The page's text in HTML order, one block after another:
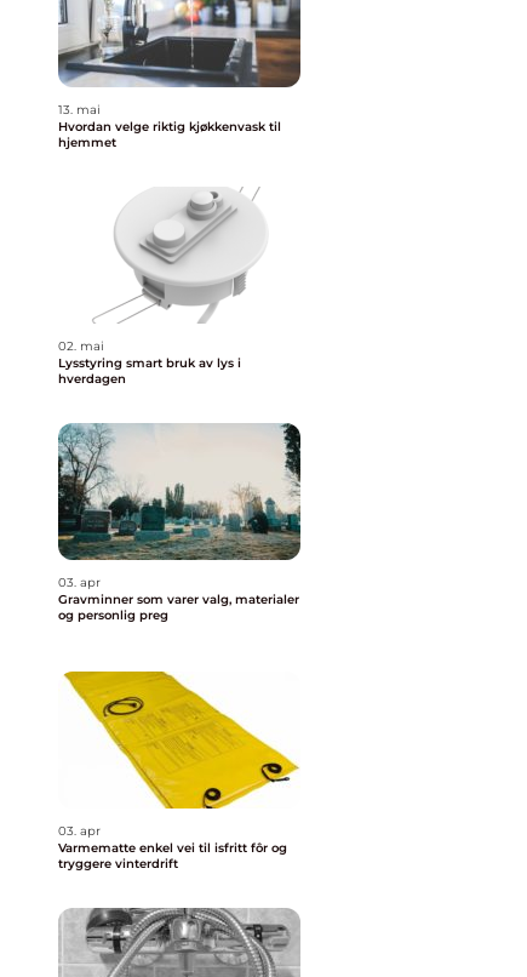
13. mai
Hvordan velge riktig kjøkkenvask til
hjemmet
02. mai
Lysstyring smart bruk av lys i
hverdagen
03. apr
Gravminner som varer valg, materialer
og personlig preg
03. apr
Varmematte enkel vei til isfritt fôr og
tryggere vinterdrift